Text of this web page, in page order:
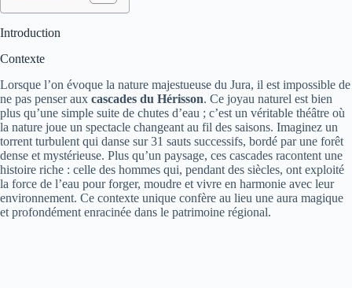
Introduction
Contexte
Lorsque l’on évoque la nature majestueuse du Jura, il est impossible de
ne pas penser aux cascades du Hérisson. Ce joyau naturel est bien
plus qu’une simple suite de chutes d’eau ; c’est un véritable théâtre où
la nature joue un spectacle changeant au fil des saisons. Imaginez un
torrent turbulent qui danse sur 31 sauts successifs, bordé par une forêt
dense et mystérieuse. Plus qu’un paysage, ces cascades racontent une
histoire riche : celle des hommes qui, pendant des siècles, ont exploité
la force de l’eau pour forger, moudre et vivre en harmonie avec leur
environnement. Ce contexte unique confère au lieu une aura magique
et profondément enracinée dans le patrimoine régional.